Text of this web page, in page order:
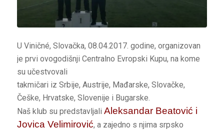
U Viničné, Slovačka, 08.04.2017. godine, organizovan
je prvi ovogodišnji Centralno Evropski Kupu, na kome
su učestvovali
takmičari iz Srbije, Austrije, Mađarske, Slovačke,
Češke, Hrvatske, Slovenije i Bugarske.
Naš klub su predstavljali Aleksandar Beatović i
Jovica Velimirović, a zajedno s njima srpsko